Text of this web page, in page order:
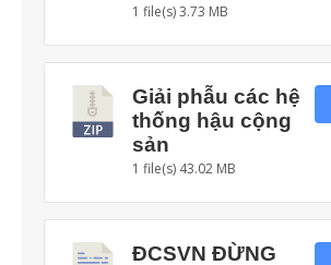
1 file(s)3.73 MB
Giải phẫu các hệ
thống hậu cộng
sản
1 file(s) 43.02 MB
ĐCSVN ĐỪNG